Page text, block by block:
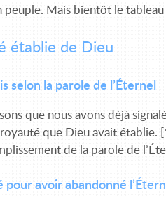
peuple. Mais bientôt le tableau
établie de Dieu
selon la parole de l’Éternel
que nous avons déjà
que Dieu avait établie.
de la parole de
avoir abandonné